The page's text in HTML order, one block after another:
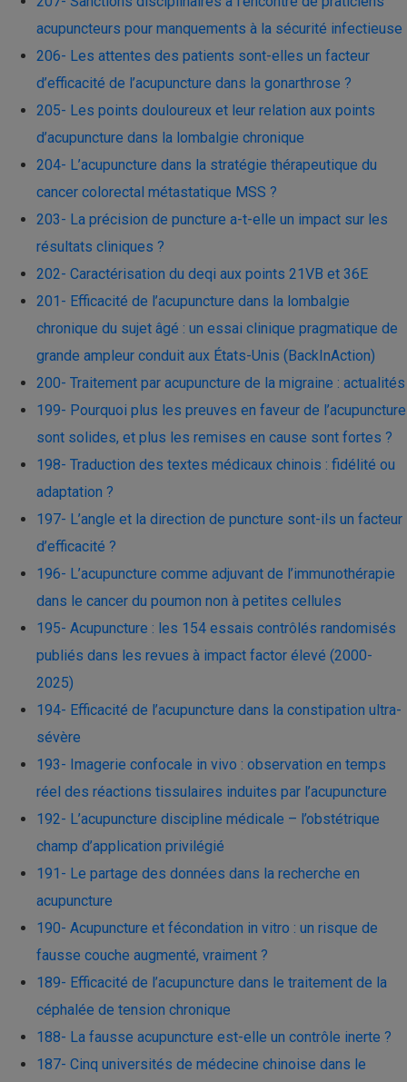
acupuncteurs pour manquements à la sécurité infectieuse
206- Les attentes des patients sont-elles un facteur
d’efficacité de l’acupuncture dans la gonarthrose ?
205- Les points douloureux et leur relation aux points
d’acupuncture dans la lombalgie chronique
204- L’acupuncture dans la stratégie thérapeutique du
cancer colorectal métastatique MSS ?
203- La précision de puncture a-t-elle un impact sur les
résultats cliniques ?
202- Caractérisation du deqi aux points 21VB et 36E
201- Efficacité de l’acupuncture dans la lombalgie
chronique du sujet âgé : un essai clinique pragmatique de
grande ampleur conduit aux États-Unis (BackInAction)
200- Traitement par acupuncture de la migraine : actualités
199- Pourquoi plus les preuves en faveur de l’acupuncture
sont solides, et plus les remises en cause sont fortes ?
198- Traduction des textes médicaux chinois : fidélité ou
adaptation ?
197- L’angle et la direction de puncture sont-ils un facteur
d’efficacité ?
196- L’acupuncture comme adjuvant de l’immunothérapie
dans le cancer du poumon non à petites cellules
195- Acupuncture : les 154 essais contrôlés randomisés
publiés dans les revues à impact factor élevé (2000-
2025)
194- Efficacité de l’acupuncture dans la constipation ultra-
sévère
193- Imagerie confocale in vivo : observation en temps
réel des réactions tissulaires induites par l’acupuncture
192- L’acupuncture discipline médicale – l’obstétrique
champ d’application privilégié
191- Le partage des données dans la recherche en
acupuncture
190- Acupuncture et fécondation in vitro : un risque de
fausse couche augmenté, vraiment ?
189- Efficacité de l’acupuncture dans le traitement de la
céphalée de tension chronique
188- La fausse acupuncture est-elle un contrôle inerte ?
187- Cinq universités de médecine chinoise dans le